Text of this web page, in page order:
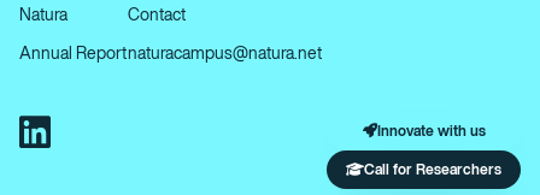
Innovate with us
Call for Researchers
Natura
Annual Report
Contact
naturacampus@natura.net